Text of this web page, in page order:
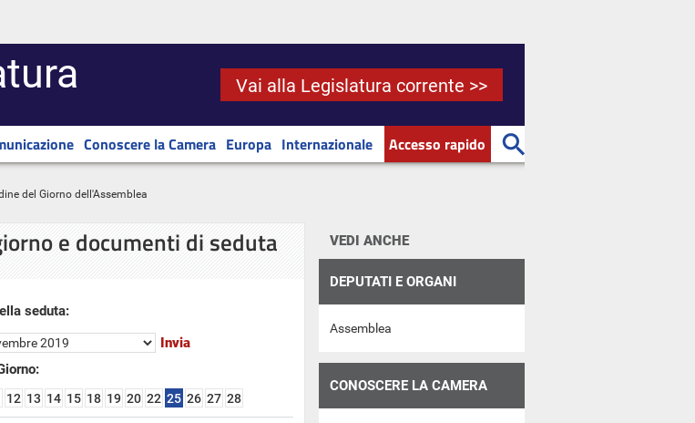
Vai alla Legislatura corrente >>
Conoscere la Camera Europa Internazionale Accesso rapido
del Giorno dell'Assemblea
e documenti di seduta
seduta:
12 13 14 15 18 19 20 22 25 26 27 28
VEDI ANCHE
DEPUTATI E ORGANI
Assemblea
CONOSCERE LA CAMERA